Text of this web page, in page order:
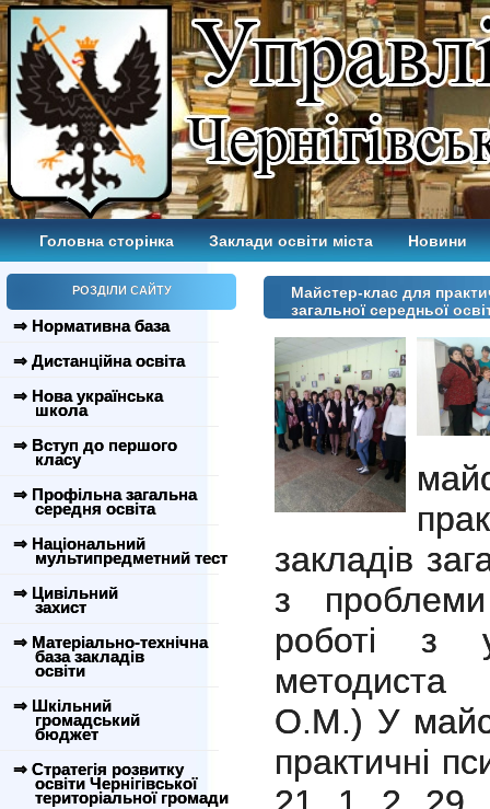
Головна сторінка Заклади освіти міста Новини
РОЗДІЛИ САЙТУ
⇒ Нормативна база
⇒ Дистанційна освіта
⇒ Нова українська
школа
⇒ Вступ до першого
класу
⇒ Профільна загальна
середня освіта
⇒ Національний
мультипредметний тест
⇒ Цивільний
захист
⇒ Матеріально-технічна
база закладів
освіти
⇒ Шкільний
громадський
бюджет
⇒ Стратегія розвитку
освіти Чернігівської
територіальної громади
Майстер-клас для
загальної середньої
закладів
з
роботі з
О.М.) У
практичні